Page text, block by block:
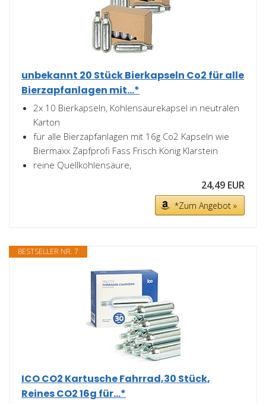
unbekannt 20 Stück Bierkapseln Co2 für alle
Bierzapfanlagen mit...*
2x 10 Bierkapseln, Kohlensäurekapsel in neutralen
Karton
für alle Bierzapfanlagen mit 16g Co2 Kapseln wie
Biermaxx Zapfprofi Fass Frisch König Klarstein
reine Quellkohlensäure,
24,49 EUR
*Zum Angebot »
BESTSELLER NR. 7
ICO CO2 Kartusche Fahrrad,30 Stück,
Reines CO2 16g für...*